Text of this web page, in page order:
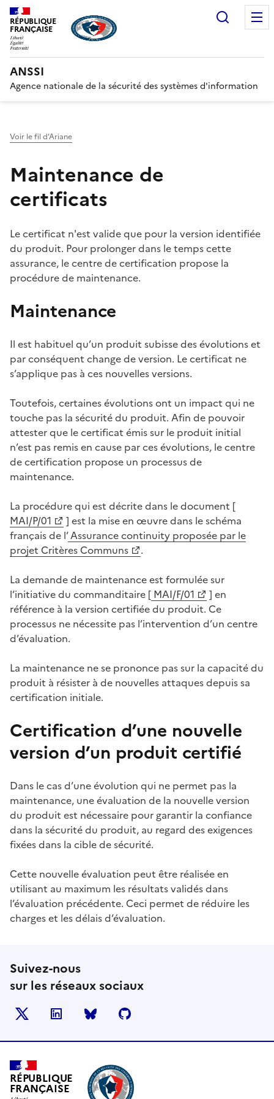
RÉPUBLIQUE
FRANÇAISE
ANSSI
Agence nationale de la sécurité des systèmes d'information
Voir le fil d’Ariane
Maintenance de
certificats
Le certificat n'est valide que pour la version identifiée
du produit. Pour prolonger dans le temps cette
assurance, le centre de certification propose la
procédure de maintenance.
Maintenance
Il est habituel qu’un produit subisse des évolutions et
par conséquent change de version. Le certificat ne
s’applique pas à ces nouvelles versions.
Toutefois, certaines évolutions ont un impact qui ne
touche pas la sécurité du produit. Afin de pouvoir
attester que le certificat émis sur le produit initial
n’est pas remis en cause par ces évolutions, le centre
de certification propose un processus de
maintenance.
La procédure qui est décrite dans le document [
(Ouvre une nouvelle fenêtre)
MAI/P/01
] est la mise en œuvre dans le schéma
français de l’
(Ouvre une nouvelle fenêtre)
Assurance continuity proposée par le
projet Critères Communs
.
La demande de maintenance est formulée sur
l’initiative du commanditaire [
(Ouvre une nouvelle fenêtre)
MAI/F/01
] en
référence à la version certifiée du produit. Ce
processus ne nécessite pas l’intervention d’un centre
d’évaluation.
La maintenance ne se prononce pas sur la capacité du
produit à résister à de nouvelles attaques depuis sa
certification initiale.
Certification d’une nouvelle
version d’un produit certifié
Dans le cas d’une évolution qui ne permet pas la
maintenance, une évaluation de la nouvelle version
du produit est nécessaire pour garantir la confiance
dans la sécurité du produit, au regard des exigences
fixées dans la cible de sécurité.
Cette nouvelle évaluation peut être réalisée en
utilisant au maximum les résultats validés dans
l’évaluation précédente. Ceci permet de réduire les
charges et les délais d’évaluation.
Suivez-nous
sur les réseaux sociaux
LinkedIn BlueSky
RÉPUBLIQUE
FRANÇAISE